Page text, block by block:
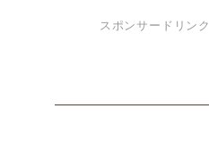
スポンサードリンク